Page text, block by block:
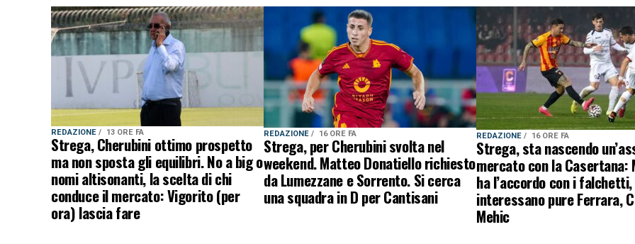
REDAZIONE 13 ORE FA
Strega, Cherubini ottimo prospetto
ma non sposta gli equilibri. No a big o
nomi altisonanti, la scelta di chi
conduce il mercato: Vigorito (per
ora) lascia fare
REDAZIONE 16 ORE FA
Strega, per Cherubini svolta nel
weekend. Matteo Donatiello richiesto
da Lumezzane e Sorrento. Si cerca
una squadra in D per Cantisani
REDAZIONE 16 ORE FA
Strega, sta nascendo
mercato con la Casertana:
ha l’accordo con i falchetti,
interessano pure Ferrara,
Mehic